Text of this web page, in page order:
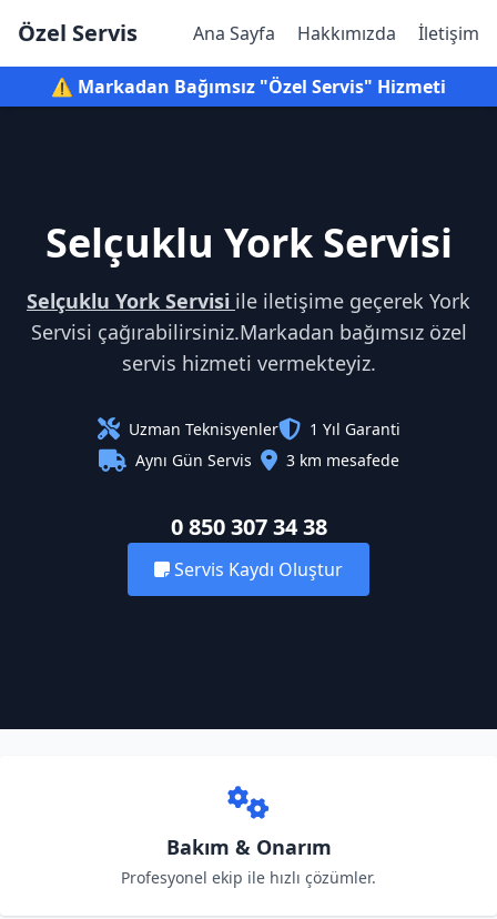
Özel Servis Ana Sayfa Hakkımızda İletişim
⚠️ Markadan Bağımsız "Özel Servis" Hizmeti
Selçuklu York Servisi
Selçuklu York Servisi ile iletişime geçerek York
Servisi çağırabilirsiniz.Markadan bağımsız özel
servis hizmeti vermekteyiz.
Uzman Teknisyenler
1 Yıl Garanti
Aynı Gün Servis
3 km mesafede
0 850 307 34 38
Servis Kaydı Oluştur
Bakım & Onarım
Profesyonel ekip ile hızlı çözümler.